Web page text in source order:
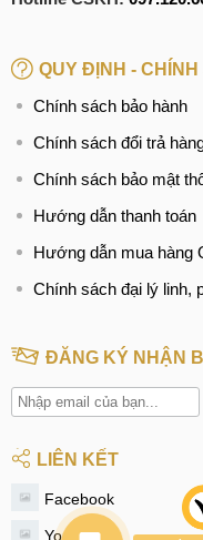
Tìm kiếm liên quan:
thay loa trong
Thay loa ngoài
BÀI VIẾT LIÊN QUAN:
Thay pin Xiaomi Redmi
Thay camera Xiaomi
Thay vỏ Xiaomi Redmi
Thay chân sạc Xiaomi
Thay loa Xiaomi Redmi
QUY ĐỊNH - CHÍNH
Chính sách bảo hành
Chính sách đổi trả
Chính sách bảo mật
Hướng dẫn thanh toán
Hướng dẫn mua hàng
Chính sách đại lý linh,
ĐĂNG KÝ NHẬN
LIÊN KẾT
Facebook
Youtube